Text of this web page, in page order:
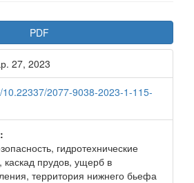
PDF
27, 2023
2077-9038-2023-1-115-
гидротехнические
прудов, ущерб в
территория нижнего бьефа